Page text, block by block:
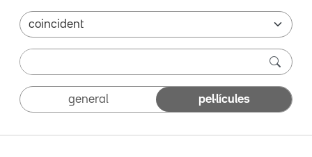
general pel·lícules